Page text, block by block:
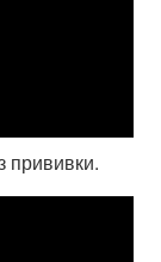
прививки.